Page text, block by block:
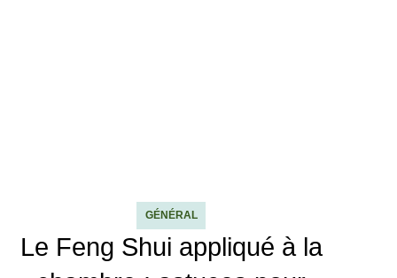
GÉNÉRAL
Le Feng Shui appliqué à la